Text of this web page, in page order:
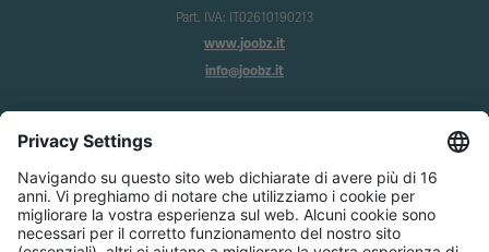
Part. IVA: IT02610190213
www.joobz.it
info@joobz.it
Privacy
Condizioni generali
Impostazione dei cookie